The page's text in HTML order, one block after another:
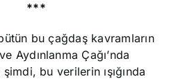
***
bu çağdaş kavramların
Aydınlanma Çağı’nda
bu verilerin ışığında